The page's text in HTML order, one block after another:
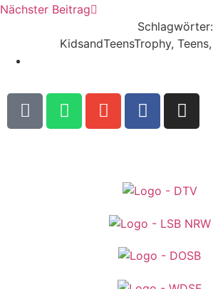
Nächster Beitrag
Schlagwörter:
KidsandTeensTrophy, Teens,